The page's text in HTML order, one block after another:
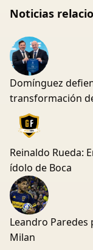
Noticias
Domínguez
transformación
Reinaldo Rueda:
ídolo de Boca
Leandro Paredes
Milan